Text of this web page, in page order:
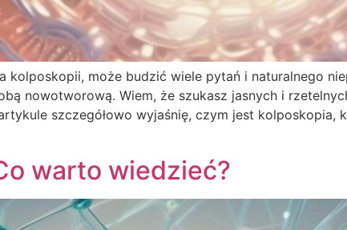
kolposkopii, może budzić wiele pytań i naturalnego
nowotworową. Wiem, że szukasz jasnych i
szczegółowo wyjaśnię, czym jest kolposkopia,
warto wiedzieć?